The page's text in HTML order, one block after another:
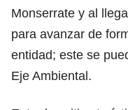
Monserrate y al
para avanzar de
entidad; este se
Eje Ambiental.